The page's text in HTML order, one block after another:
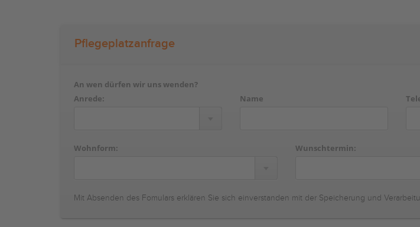
Pflegeplatzanfrage
An wen dürfen wir uns wenden?
Anrede:
Name
Wohnform: Wunschtermin:
Mit Absenden des Fomulars erklären Sie sich einverstanden mit der Speicherung und